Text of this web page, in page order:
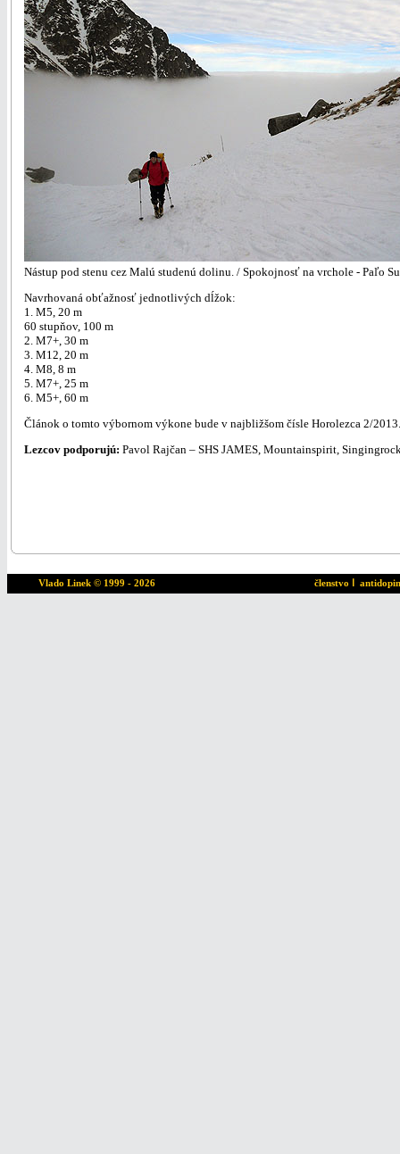
Nástup pod stenu cez Malú studenú dolinu. / Spokojnosť na vrchole - Paľo
Navrhovaná obťažnosť jednotlivých dĺžok:
1. M5, 20 m
60 stupňov, 100 m
2. M7+, 30 m
3. M12, 20 m
4. M8, 8 m
5. M7+, 25 m
6. M5+, 60 m
Článok o tomto výbornom výkone bude v najbližšom čísle Horolezca 2/2013.
Lezcov podporujú: Pavol Rajčan – SHS JAMES, Mountainspirit,
Vlado Linek© 1999 - 2026 členstvo